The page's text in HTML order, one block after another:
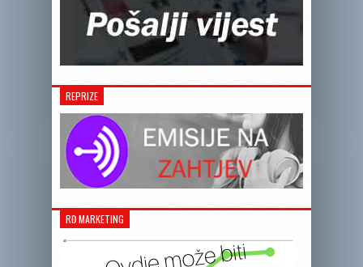
REPRIZE
RĐ MARKETING